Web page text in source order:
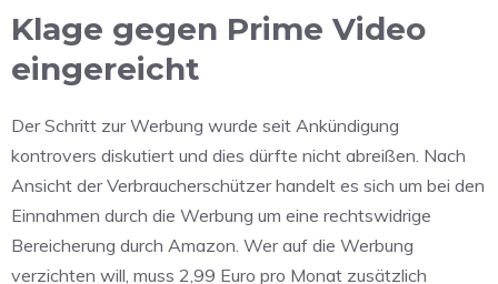
Klage gegen Prime Video
eingereicht
Der Schritt zur Werbung wurde seit Ankündigung
kontrovers diskutiert und dies dürfte nicht abreißen. Nach
Ansicht der Verbraucherschützer handelt es sich um bei den
Einnahmen durch die Werbung um eine rechtswidrige
Bereicherung durch Amazon. Wer auf die Werbung
verzichten will, muss 2,99 Euro pro Monat zusätzlich